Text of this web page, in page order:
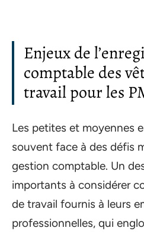
Enjeux de
comptable des
travail pour les
Les petites et moyennes
souvent face à des défis
gestion comptable. Un
importants à considérer
de travail fournis à leurs
professionnelles, qui